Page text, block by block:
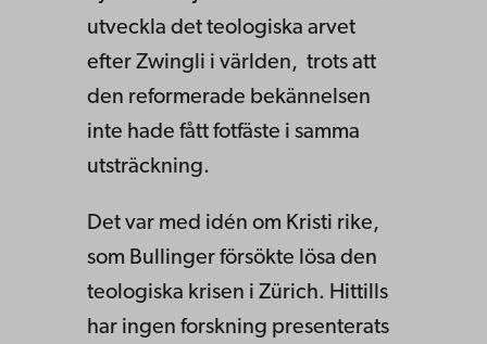
utveckla det teologiska arvet
efter Zwingli i världen, trots att
den reformerade bekännelsen
inte hade fått fotfäste i samma
utsträckning.
Det var med idén om Kristi rike,
som Bullinger försökte lösa den
teologiska krisen i Zürich. Hittills
har ingen forskning presenterats